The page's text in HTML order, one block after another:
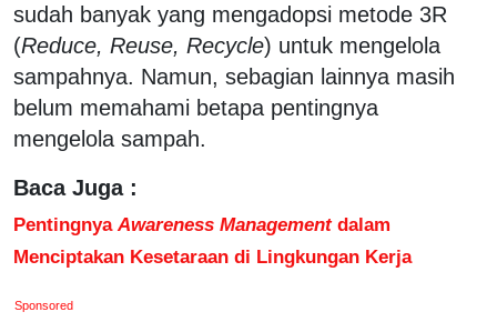
sudah banyak yang mengadopsi metode 3R
(Reduce, Reuse, Recycle) untuk mengelola
sampahnya. Namun, sebagian lainnya masih
belum memahami betapa pentingnya
mengelola sampah.
Baca Juga :
Pentingnya Awareness Managementdalam
Menciptakan Kesetaraan di Lingkungan Kerja
Sponsored